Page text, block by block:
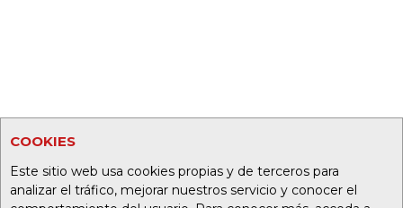
COOKIES
Este sitio web usa cookies propias y de terceros para
analizar el tráfico, mejorar nuestros servicio y conocer el